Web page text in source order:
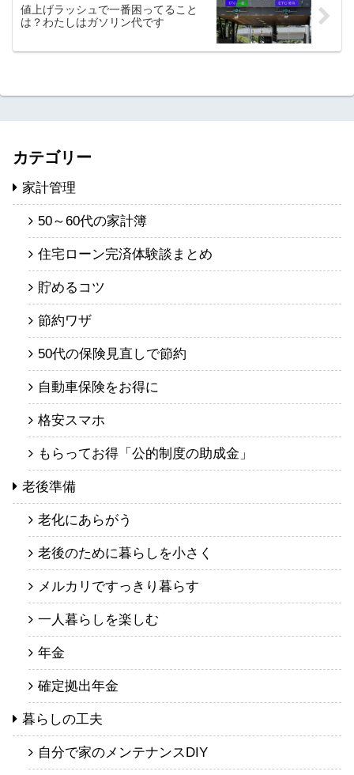
値上げラッシュで一番困ってること
は？わたしはガソリン代です
カテゴリー
家計管理
50～60代の家計簿
住宅ローン完済体験談まとめ
貯めるコツ
節約ワザ
50代の保険見直しで節約
自動車保険をお得に
格安スマホ
もらってお得「公的制度の助成金」
老後準備
老化にあらがう
老後のために暮らしを小さく
メルカリですっきり暮らす
一人暮らしを楽しむ
年金
確定拠出年金
暮らしの工夫
自分で家のメンテナンスDIY